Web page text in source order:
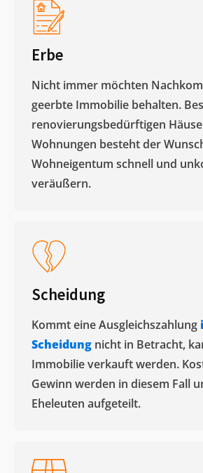
Erbe
Nicht immer möchten
geerbte Immobilie behalten.
renovierungsbedürftigen
Wohnungen besteht der
Wohneigentum schnell und
veräußern. ​
Scheidung
Kommt eine Ausgleichszahlung
Scheidung nicht in Betracht,
Immobilie verkauft werden.
Gewinn werden in diesem Fall
Eheleuten aufgeteilt.​